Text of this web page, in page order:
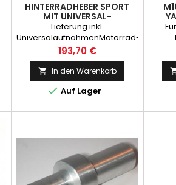
HINTERRADHEBER SPORT
MIT UNIVERSAL-
AUFNAHMEN
Lieferung inkl.
UniversalaufnahmenMotorrad-
Urteil: sehr gut2Räder-Urteil:
Sehr gutMotorradfahrer:
Empfehlung
Preis
193,70 €
 In den Warenkorb
 Auf Lager